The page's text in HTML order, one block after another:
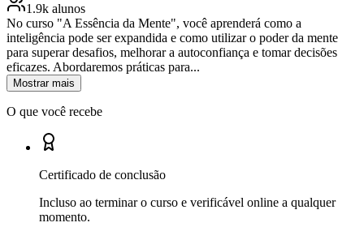
1.9k alunos
No curso "A Essência da Mente", você aprenderá como a
inteligência pode ser expandida e como utilizar o poder da mente
para superar desafios, melhorar a autoconfiança e tomar decisões
eficazes. Abordaremos práticas para...
Mostrar mais
O que você recebe
Certificado de conclusão
Incluso ao terminar o curso e verificável online a qualquer
momento.